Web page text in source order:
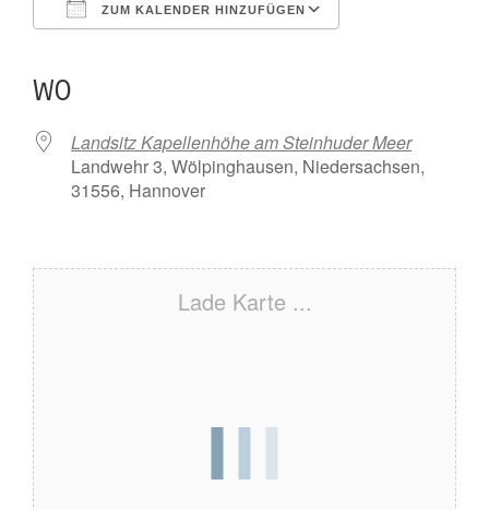
ZUM KALENDER HINZUFÜGEN
WO
Landsitz Kapellenhöhe am Steinhuder Meer
Landwehr 3, Wölpinghausen, Niedersachsen,
31556, Hannover
Lade Karte ...